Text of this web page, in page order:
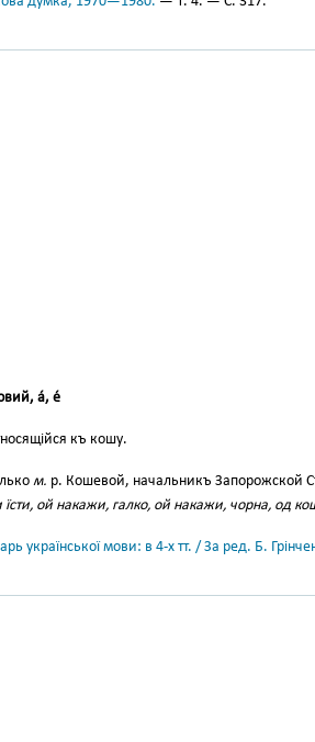
а́, е́
къ кошу.
м. р. Кошевой, начальникъ Запорожской
їсти, ой накажи, галко, ой накажи, чорна, од
української мови: в 4-х тт. / За ред. Б.